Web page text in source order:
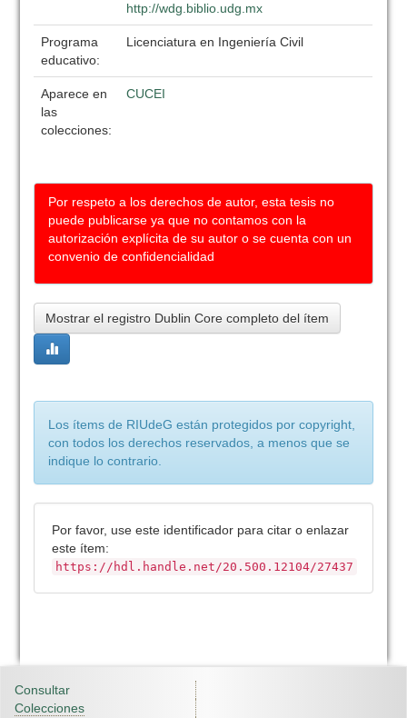
http://wdg.biblio.udg.mx
Programa
educativo:
Licenciatura en Ingeniería Civil
Aparece en
las
colecciones:
CUCEI
Por respeto a los derechos de autor, esta tesis no
puede publicarse ya que no contamos con la
autorización explícita de su autor o se cuenta con un
convenio de confidencialidad
Mostrar el registro Dublin Core completo del ítem
Los ítems de RIUdeG están protegidos por copyright,
con todos los derechos reservados, a menos que se
indique lo contrario.
Por favor, use este identificador para citar o enlazar
este ítem:
https://hdl.handle.net/20.500.12104/27437
Consultar
Colecciones